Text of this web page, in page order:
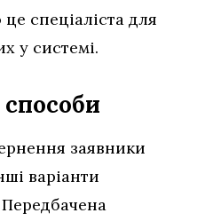
спеціаліста для
у системі.
заявники
варіанти